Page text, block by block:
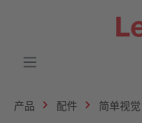
产品 配件 简单视觉